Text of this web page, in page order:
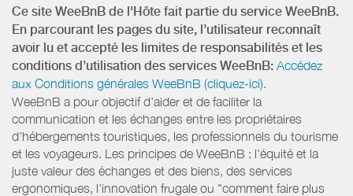
Ce site WeeBnB de l'Hôte fait partie du service WeeBnB.
En parcourant les pages du site, l’utilisateur reconnaît
avoir lu et accepté les limites de responsabilités et les
conditions d’utilisation des services WeeBnB: Accédez
aux Conditions générales WeeBnB (cliquez-ici).
WeeBnB a pour objectif d’aider et de faciliter la
communication et les échanges entre les propriétaires
d'hébergements touristiques, les professionnels du tourisme
et les voyageurs. Les principes de WeeBnB : l'équité et la
juste valeur des échanges et des biens, des services
ergonomiques, l'innovation frugale ou "comment faire plus